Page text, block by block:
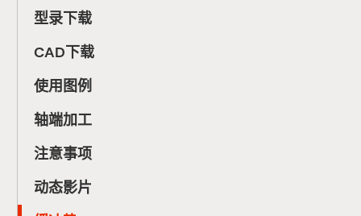
型录下载
CAD下载
使用图例
轴端加工
注意事项
动态影片